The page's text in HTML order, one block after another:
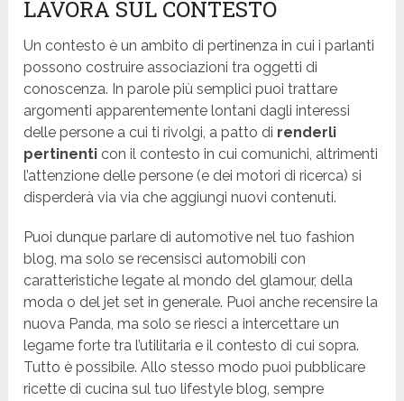
LAVORA SUL CONTESTO
Un contesto è un ambito di pertinenza in cui i parlanti
possono costruire associazioni tra oggetti di
conoscenza. In parole più semplici puoi trattare
argomenti apparentemente lontani dagli interessi
delle persone a cui ti rivolgi, a patto di renderli
pertinenti con il contesto in cui comunichi, altrimenti
l’attenzione delle persone (e dei motori di ricerca) si
disperderà via via che aggiungi nuovi contenuti.
Puoi dunque parlare di automotive nel tuo fashion
blog, ma solo se recensisci automobili con
caratteristiche legate al mondo del glamour, della
moda o del jet set in generale. Puoi anche recensire la
nuova Panda, ma solo se riesci a intercettare un
legame forte tra l’utilitaria e il contesto di cui sopra.
Tutto è possibile. Allo stesso modo puoi pubblicare
ricette di cucina sul tuo lifestyle blog, sempre